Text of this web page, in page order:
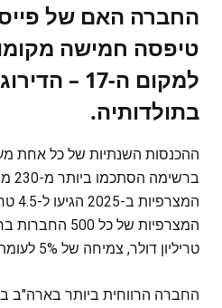
החברה האם של
טיפסה חמישה
למקום ה-17
בתולדותיה.
ההכנסות השנתיות של כל אחת
טריליון דולר, צמיחה של 5% לעומת השנה הקודמת.
החברה הרווחית ביותר בארה"ב